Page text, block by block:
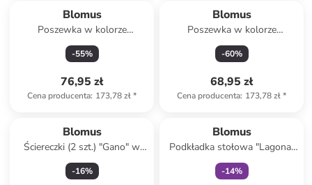
Blomus
Poszewka w kolorze
jasnobrązowym na poduszkę -
40 x 40 cm
-55%
76,95 zł
Cena producenta: 173,78 zł*
Blomus
Poszewka w kolorze
jasnobrązowym na poduszkę -
40 x 40 cm
-60%
68,95 zł
Cena producenta: 173,78 zł*
Blomus
Ściereczki (2 szt.) "Gano" w
kolorze beżowo-szarym do
naczyń - 25 x 25 cm
-16%
Blomus
Podkładka stołowa "Lagona"
w kolorze beżowym - 36 x 48
cm
-14%